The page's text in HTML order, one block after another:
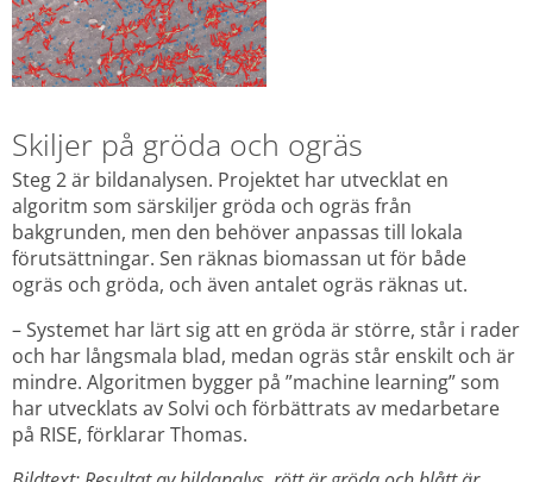
Skiljer på gröda och ogräs
Steg 2 är bildanalysen. Projektet har utvecklat en
algoritm som särskiljer gröda och ogräs från
bakgrunden, men den behöver anpassas till lokala
förutsättningar. Sen räknas biomassan ut för både
ogräs och gröda, och även antalet ogräs räknas ut.
– Systemet har lärt sig att en gröda är större, står i rader
och har långsmala blad, medan ogräs står enskilt och är
mindre. Algoritmen bygger på ”machine learning” som
har utvecklats av Solvi och förbättrats av medarbetare
på RISE, förklarar Thomas.